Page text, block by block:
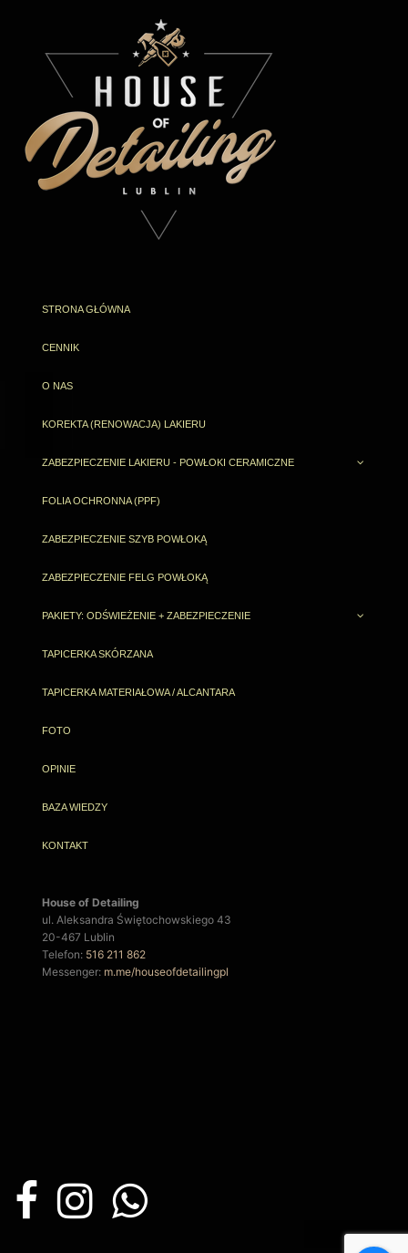
STRONA GŁÓWNA
CENNIK
O NAS
KOREKTA (RENOWACJA) LAKIERU
ZABEZPIECZENIE LAKIERU - POWŁOKI CERAMICZNE
FOLIA OCHRONNA (PPF)
ZABEZPIECZENIE SZYB POWŁOKĄ
ZABEZPIECZENIE FELG POWŁOKĄ
PAKIETY: ODŚWIEŻENIE + ZABEZPIECZENIE
TAPICERKA SKÓRZANA
TAPICERKA MATERIAŁOWA / ALCANTARA
FOTO
OPINIE
BAZA WIEDZY
KONTAKT
House of Detailing
ul. Aleksandra Świętochowskiego 43
20-467 Lublin
Telefon: 516 211 862
Messenger: m.me/houseofdetailingpl